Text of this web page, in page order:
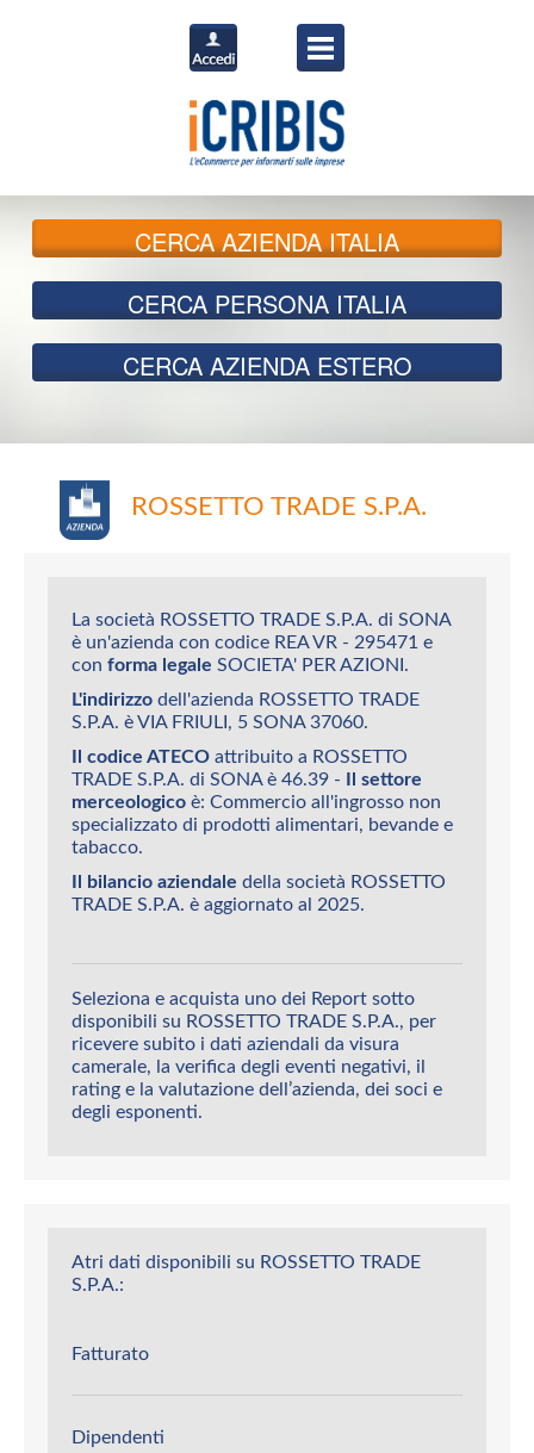
CERCAAZIENDA ITALIA
CERCA PERSONA ITALIA
CERCA AZIENDA ESTERO
ROSSETTO TRADE S.P.A.
La società ROSSETTO TRADE S.P.A. di SONA
è un'azienda con codice REA VR - 295471 e
con forma legale SOCIETA' PER AZIONI.
L'indirizzo dell'azienda ROSSETTO TRADE
S.P.A. è VIA FRIULI, 5 SONA 37060.
Il codice ATECO attribuito a ROSSETTO
TRADE S.P.A. di SONA è 46.39 - Il settore
merceologico è: Commercio all'ingrosso non
specializzato di prodotti alimentari, bevande e
tabacco.
Il bilancio aziendale della società ROSSETTO
TRADE S.P.A. è aggiornato al 2025.
Seleziona e acquista uno dei Report sotto
disponibili su ROSSETTO TRADE S.P.A., per
ricevere subito i dati aziendali da visura
camerale, la verifica degli eventi negativi, il
rating e la valutazione dell’azienda, dei soci e
degli esponenti.
Atri dati disponibili su ROSSETTO TRADE
S.P.A.:
Fatturato
Dipendenti